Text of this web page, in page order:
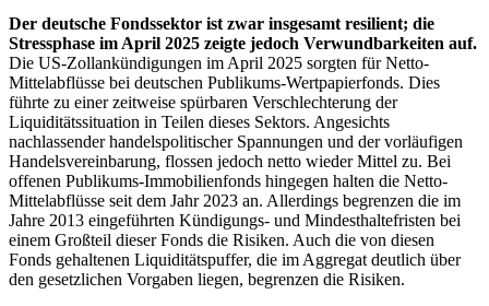
Der deutsche Fondssektor ist zwar insgesamt resilient; die
Stressphase im April 2025 zeigte jedoch Verwundbarkeiten auf.
Die US-Zollankündigungen im April 2025 sorgten für Netto-
Mittelabflüsse bei deutschen Publikums-Wertpapierfonds. Dies
führte zu einer zeitweise spürbaren Verschlechterung der
Liquiditätssituation in Teilen dieses Sektors. Angesichts
nachlassender handelspolitischer Spannungen und der vorläufigen
Handelsvereinbarung, flossen jedoch netto wieder Mittel zu. Bei
offenen Publikums-Immobilienfonds hingegen halten die Netto-
Mittelabflüsse seit dem Jahr 2023 an. Allerdings begrenzen die im
Jahre 2013 eingeführten Kündigungs- und Mindesthaltefristen bei
einem Großteil dieser Fonds die Risiken. Auch die von diesen
Fonds gehaltenen Liquiditätspuffer, die im Aggregat deutlich über
den gesetzlichen Vorgaben liegen, begrenzen die Risiken.